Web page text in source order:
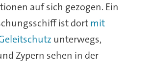
auf sich gezogen. Ein
ist dortmit
unterwegs,
Zypern sehen in der